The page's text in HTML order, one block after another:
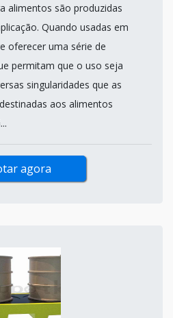
alimentos são produzidas
Quando usadas em
oferecer uma série de
permitam que o uso seja
singularidades que as
aos alimentos
agora